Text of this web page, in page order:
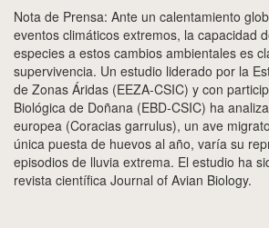
Nota de Prensa: Ante un calentamiento
eventos climáticos extremos, la capacidad
especies a estos cambios ambientales es
supervivencia. Un estudio liderado por la
de Zonas Áridas (EEZA-CSIC) y con
Biológica de Doñana (EBD-CSIC) ha
europea (Coracias garrulus), un ave
única puesta de huevos al año, varía su
episodios de lluvia extrema. El estudio ha
revista científica Journal of Avian Biology.